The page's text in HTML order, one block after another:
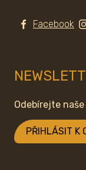
Facebook
Odebírejte
PŘIHLÁSIT K